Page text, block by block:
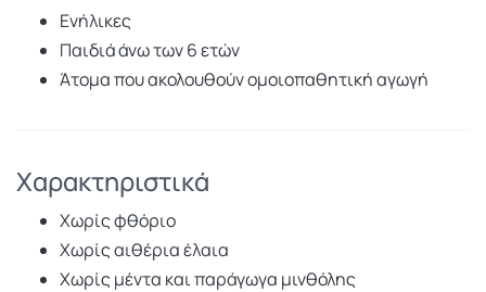
Ενήλικες
Παιδιά άνω των 6 ετών
Άτομα που ακολουθούν ομοιοπαθητική αγωγή
Χαρακτηριστικά
Χωρίς φθόριο
Χωρίς αιθέρια έλαια
Χωρίς μέντα και παράγωγα μινθόλης